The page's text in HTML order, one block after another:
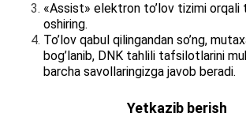
«Assist» elektron to’lov tizimi orqali
oshiring.
To’lov qabul qilingandan so’ng,
bog’lanib, DNK tahlili tafsilotlarini
barcha savollaringizga javob beradi.
Yetkazib berish